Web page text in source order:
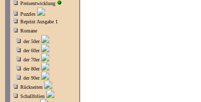
Preisentwicklung
Puzzles
Reprint Ausgabe 1
Romane
der 50er
der 60er
der 70er
der 80er
der 90er
Rückseiten
Schallfolien